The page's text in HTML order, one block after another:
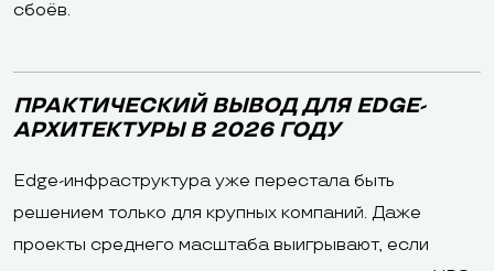
сбоёв.
ПРАКТИЧЕСКИЙ ВЫВОД ДЛЯ EDGE-
АРХИТЕКТУРЫ В 2026 ГОДУ
Edge-инфраструктура уже перестала быть
решением только для крупных компаний. Даже
проекты среднего масштаба выигрывают, если